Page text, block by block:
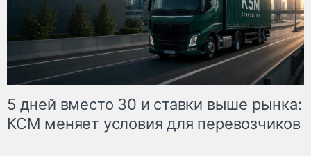
5 дней вместо 30 и ставки выше рынка:
КСМ меняет условия для перевозчиков